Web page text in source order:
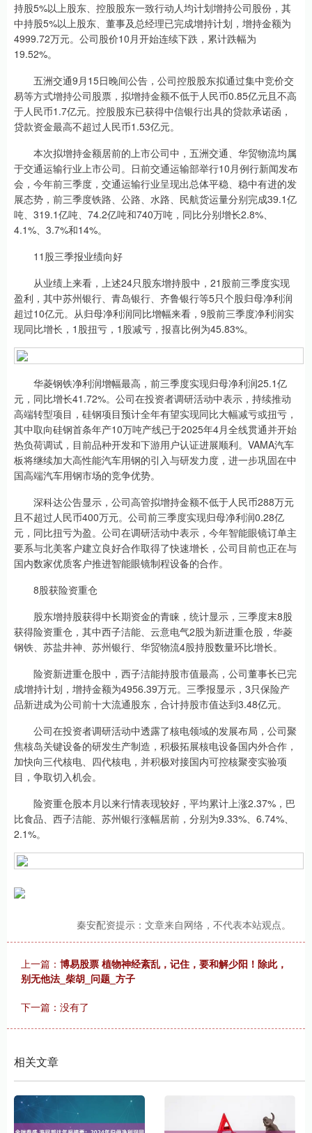
持股5%以上股东、控股股东一致行动人均计划增持公司股份，其
中持股5%以上股东、董事及总经理已完成增持计划，增持金额为
4999.72万元。公司股价10月开始连续下跌，累计跌幅为
19.52%。
五洲交通9月15日晚间公告，公司控股股东拟通过集中竞价交
易等方式增持公司股票，拟增持金额不低于人民币0.85亿元且不高
于人民币1.7亿元。控股股东已获得中信银行出具的贷款承诺函，
贷款资金最高不超过人民币1.53亿元。
本次拟增持金额居前的上市公司中，五洲交通、华贸物流均属
于交通运输行业上市公司。日前交通运输部举行10月例行新闻发布
会，今年前三季度，交通运输行业呈现出总体平稳、稳中有进的发
展态势，前三季度铁路、公路、水路、民航货运量分别完成39.1亿
吨、319.1亿吨、74.2亿吨和740万吨，同比分别增长2.8%、
4.1%、3.7%和14%。
11股三季报业绩向好
从业绩上来看，上述24只股东增持股中，21股前三季度实现
盈利，其中苏州银行、青岛银行、齐鲁银行等5只个股归母净利润
超过10亿元。从归母净利润同比增幅来看，9股前三季度净利润实
现同比增长，1股扭亏，1股减亏，报喜比例为45.83%。
华菱钢铁净利润增幅最高，前三季度实现归母净利润25.1亿
元，同比增长41.72%。公司在投资者调研活动中表示，持续推动
高端转型项目，硅钢项目预计全年有望实现同比大幅减亏或扭亏，
其中取向硅钢首条年产10万吨产线已于2025年4月全线贯通并开始
热负荷调试，目前品种开发和下游用户认证进展顺利。VAMA汽车
板将继续加大高性能汽车用钢的引入与研发力度，进一步巩固在中
国高端汽车用钢市场的竞争优势。
深科达公告显示，公司高管拟增持金额不低于人民币288万元
且不超过人民币400万元。公司前三季度实现归母净利润0.28亿
元，同比扭亏为盈。公司在调研活动中表示，今年智能眼镜订单主
要系与北美客户建立良好合作取得了快速增长，公司目前也正在与
国内数家优质客户推进智能眼镜制程设备的合作。
8股获险资重仓
股东增持股获得中长期资金的青睐，统计显示，三季度末8股
获得险资重仓，其中西子洁能、云意电气2股为新进重仓股，华菱
钢铁、苏盐井神、苏州银行、华贸物流4股持股数量环比增长。
险资新进重仓股中，西子洁能持股市值最高，公司董事长已完
成增持计划，增持金额为4956.39万元。三季报显示，3只保险产
品新进成为公司前十大流通股东，合计持股市值达到3.48亿元。
公司在投资者调研活动中透露了核电领域的发展布局，公司聚
焦核岛关键设备的研发生产制造，积极拓展核电设备国内外合作，
加快向三代核电、四代核电，并积极对接国内可控核聚变实验项
目，争取切入机会。
险资重仓股本月以来行情表现较好，平均累计上涨2.37%，巴
比食品、西子洁能、苏州银行涨幅居前，分别为9.33%、6.74%、
2.1%。
秦安配资提示：文章来自网络，不代表本站观点。
上一篇： 博易股票 植物神经紊乱，记住，要和解少阳！除此，
别无他法_柴胡_问题_方子
下一篇：没有了
相关文章